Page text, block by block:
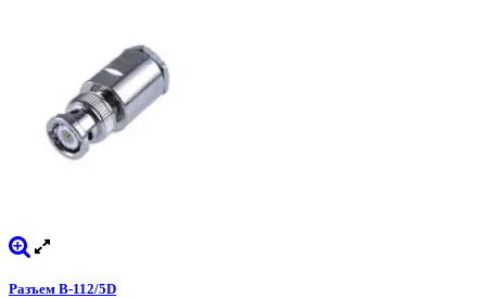
Разъем B-112/5D